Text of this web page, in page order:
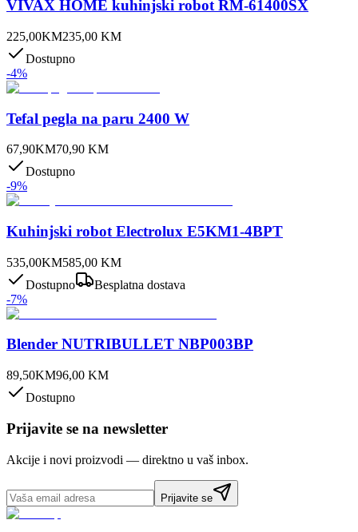
VIVAX HOME kuhinjski robot RM-61400SX
225,00KM235,00 KM
Dostupno
-4%
Tefal pegla na paru 2400 W
67,90KM70,90 KM
Dostupno
-9%
Kuhinjski robot Electrolux E5KM1-4BPT
535,00KM585,00 KM
Dostupno
Besplatna dostava
-7%
Blender NUTRIBULLET NBP003BP
89,50KM96,00 KM
Dostupno
Prijavite se na newsletter
Akcije i novi proizvodi — direktno u vaš inbox.
Prijavite se